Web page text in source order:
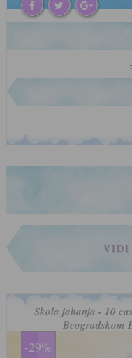
VIDI
Skola jahanja - 10
Beogradskom
-29%